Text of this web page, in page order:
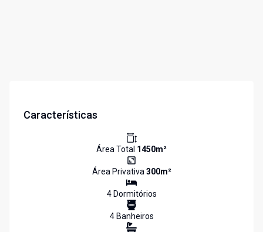
Características
Área Total 1450m²
Área Privativa300m²
4Dormitórios
4Banheiros